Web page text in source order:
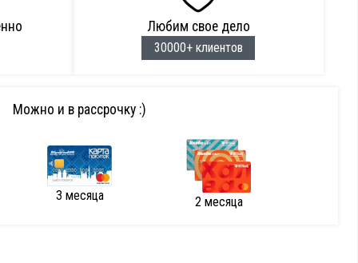
Любим свое дело
30000+ клиентов
Можно и в рассрочку :)
3 месяца 2 месяца